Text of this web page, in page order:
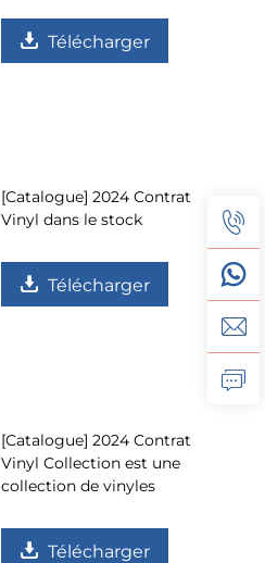
Télécharger
[Catalogue] 2024 Contrat
Vinyl dans le stock
Télécharger
[Catalogue] 2024 Contrat
Vinyl Collection est une
collection de vinyles
Télécharger